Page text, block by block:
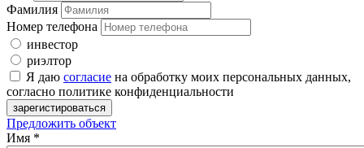
Фамилия
Номер телефона
инвестор
риэлтор
Я даю согласие на обработку моих персональных данных,
согласно политике конфиденциальности
Предложить объект
Имя *